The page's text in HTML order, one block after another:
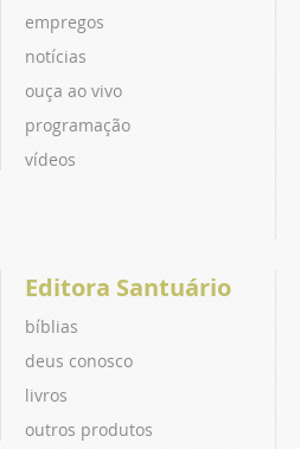
empregos
notícias
ouça ao vivo
programação
vídeos
Editora Santuário
bíblias
deus conosco
livros
outros produtos